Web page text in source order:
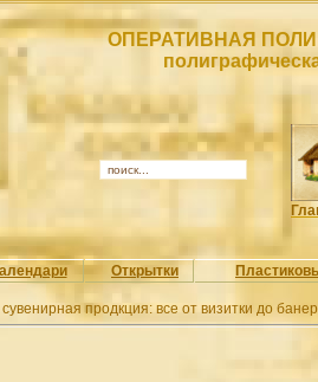
ОПЕРАТИВНАЯ
Открытки
продкция: все от визитки до